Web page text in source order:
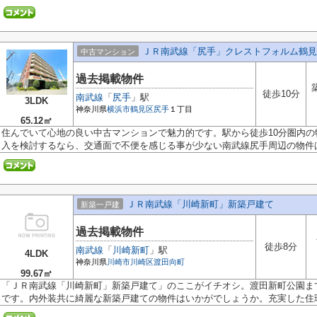
3LDK
65.12㎡
中古マンション ＪＲ南武線「尻手」クレストフォルム鶴
過去掲載物件
南武線 「 尻手 」駅
神奈川県横浜市鶴見区 尻手 １丁目
徒歩10分
住んでいて心地の良い中古マンションで魅力的です。駅から徒歩10分圏内
入を検討するなら、交通面で不便を感じる事が少ない南武線尻手周辺の物件
4LDK
99.67㎡
新築一戸建 ＪＲ南武線「川崎新町」新築戸建て
過去掲載物件
南武線 「 川崎新町 」駅
神奈川県川崎市川崎区渡田向町
徒歩8分
「ＪＲ南武線「川崎新町」新築戸建て」のここがイチオシ。渡田新町公園
です。内外装共に綺麗な新築戸建ての物件はいかがでしょうか。充実した住